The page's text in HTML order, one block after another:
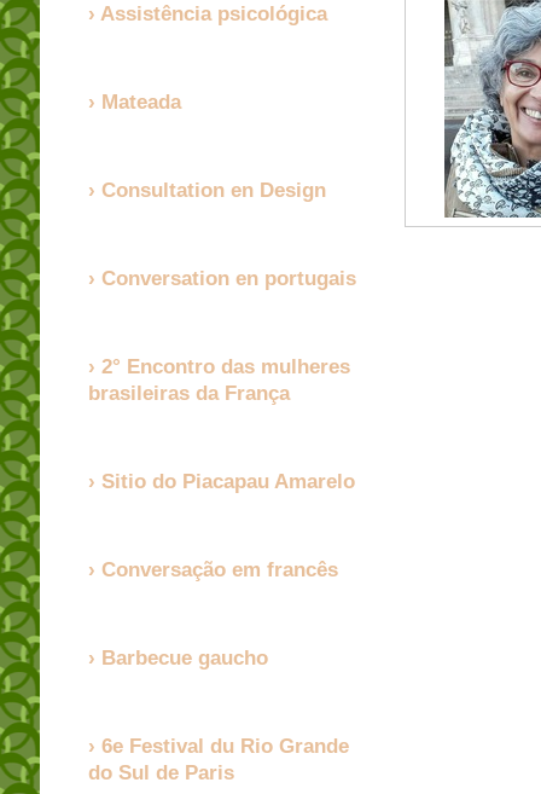
Assistência psicológica
Mateada
Consultation en Design
Conversation en portugais
2° Encontro das mulheres
brasileiras da França
Sitio do Piacapau Amarelo
Conversação em francês
Barbecue gaucho
6e Festival du Rio Grande
do Sul de Paris